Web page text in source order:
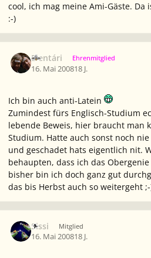
cool, ich mag meine Ami-Gäste. Da
:-)
Elentári Ehrenmitglied
16. Mai 200818 J.
Ich bin auch anti-Latein
Zumindest fürs Englisch-Studium
lebende Beweis, hier braucht man
Studium. Hatte auch sonst noch
und geschadet hats eigentlich nit.
behaupten, dass ich das
bisher bin ich doch ganz gut
das bis Herbst auch so weitergeht
Sissi Mitglied
16. Mai 200818 J.